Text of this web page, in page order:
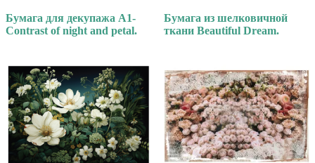
Бумага для декупажа А1-
Contrast of night and petal.
Бумага из шелковичной
ткани Beautiful Dream.